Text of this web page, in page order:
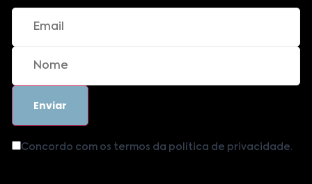
Concordo com os termos da política de privacidade.